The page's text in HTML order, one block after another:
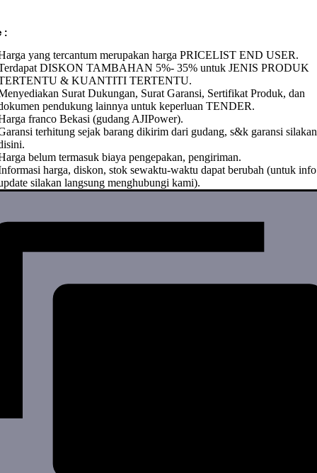
:
yang tercantum merupakan harga PRICELIST END USER.
DISKON TAMBAHAN 5%- 35% untuk JENIS PRODUK
& KUANTITI TERTENTU.
Surat Dukungan, Surat Garansi, Sertifikat Produk, dan
pendukung lainnya untuk keperluan TENDER.
franco Bekasi (gudang AJIPower).
terhitung sejak barang dikirim dari gudang, s&k garansi
belum termasuk biaya pengepakan, pengiriman.
harga, diskon, stok sewaktu-waktu dapat berubah (untuk info
silakan langsung menghubungi kami).